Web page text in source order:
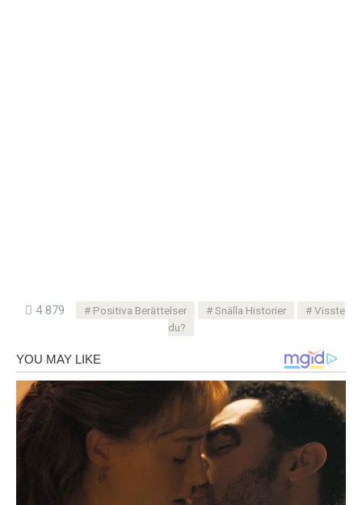
4 879 Positiva Berättelser Snälla Historier
Visste
du?